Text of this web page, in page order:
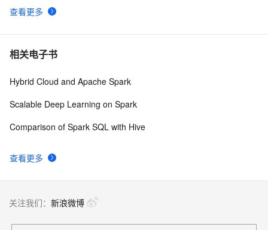
查看更多
相关电子书
查看更多
Hybrid Cloud and Apache Spark
Scalable Deep Learning on Spark
Comparison of Spark SQL with Hive
关注我们： 新浪微博